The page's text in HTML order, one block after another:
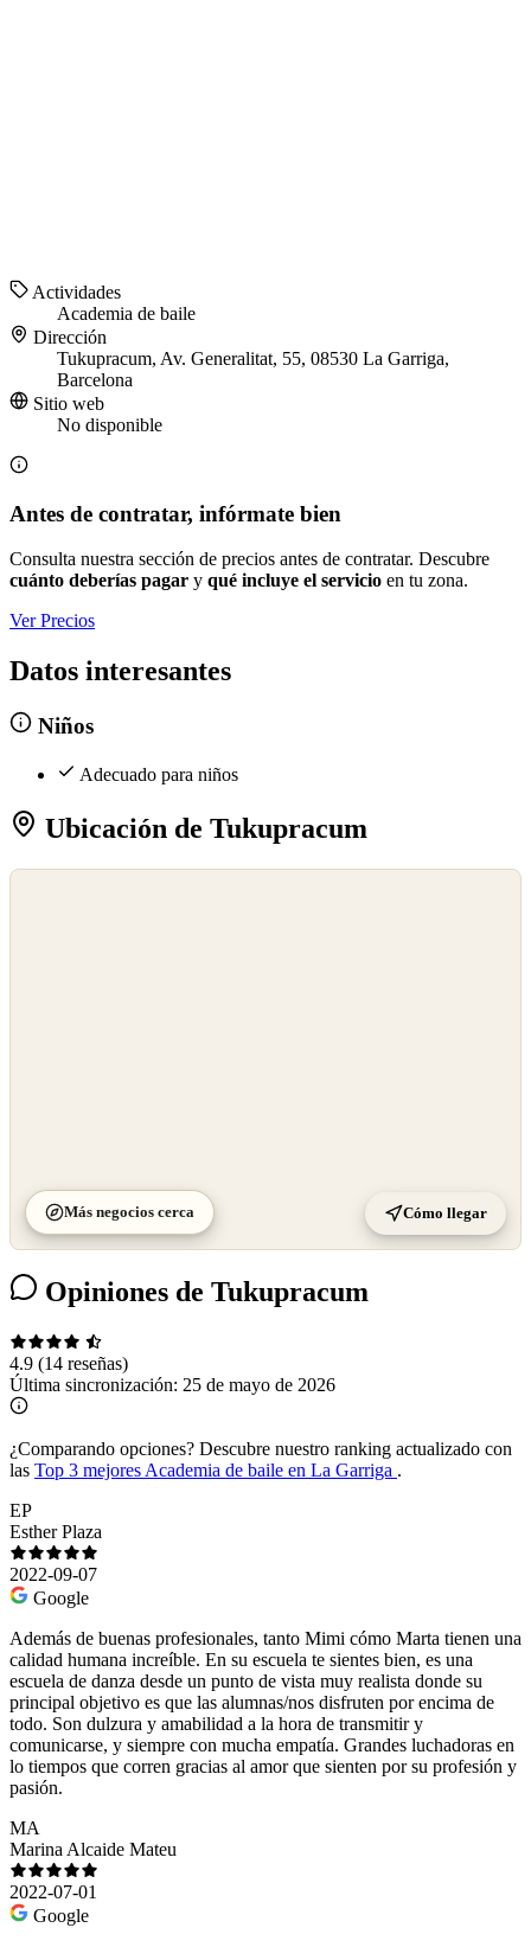
Actividades
Academia de baile
Dirección
Tukupracum, Av. Generalitat, 55, 08530 La Garriga,
Barcelona
Sitio web
No disponible
Antes de contratar, infórmate bien
Consulta nuestra sección de precios antes de contratar. Descubre
cuánto deberías pagar y qué incluye el servicio en tu zona.
Ver Precios
Datos interesantes
Niños
Adecuado para niños
Ubicación de Tukupracum
Más negocios cerca Cómo llegar
Opiniones de Tukupracum
4.9 (14 reseñas)
Última sincronización: 25 de mayo de 2026
¿Comparando opciones? Descubre nuestro ranking actualizado con
las Top 3 mejores Academia de baile en La Garriga .
EP
Esther Plaza
2022-09-07
Google
Además de buenas profesionales, tanto Mimi cómo Marta tienen una
calidad humana increíble. En su escuela te sientes bien, es una
escuela de danza desde un punto de vista muy realista donde su
principal objetivo es que las alumnas/nos disfruten por encima de
todo. Son dulzura y amabilidad a la hora de transmitir y
comunicarse, y siempre con mucha empatía. Grandes luchadoras en
lo tiempos que corren gracias al amor que sienten por su profesión y
pasión.
MA
Marina Alcaide Mateu
2022-07-01
Google